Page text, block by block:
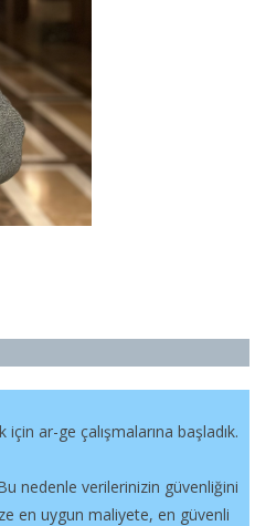
ar-ge çalışmalarına başladık.
nedenle verilerinizin güvenliğini
en uygun maliyete, en güvenli